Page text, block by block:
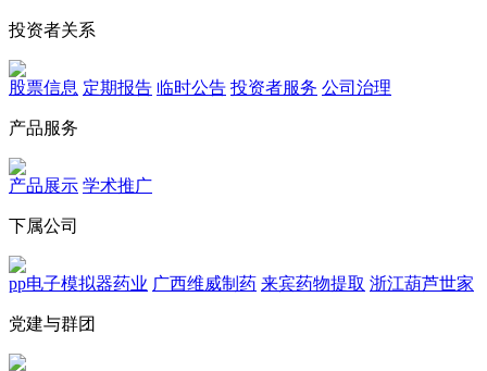
投资者关系
股票信息 定期报告 临时公告 投资者服务 公司治理
产品服务
产品展示 学术推广
下属公司
pp电子模拟器药业 广西维威制药 来宾药物提取 浙江葫芦世家
党建与群团